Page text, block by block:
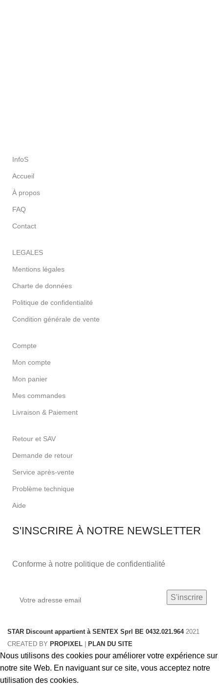
InfoS
Accueil
À propos
FAQ
Contact
LEGALES
Mentions légales
Charte de données
Politique de confidentialité
Condition générale de vente
Compte
Mon compte
Mon panier
Mes commandes
Livraison & Paiement
Retour et SAV
Demande de retour
Service après-vente
Problème technique
Aide
S'INSCRIRE À NOTRE NEWSLETTER
Conforme à notre politique de confidentialité
STAR Discount appartient à SENTEX Sprl BE 0432.021.964 2021
CREATED BY PROPIXEL PLAN DU SITE
Nous utilisons des cookies pour améliorer votre expérience sur
notre site Web. En naviguant sur ce site, vous acceptez notre
utilisation des cookies.